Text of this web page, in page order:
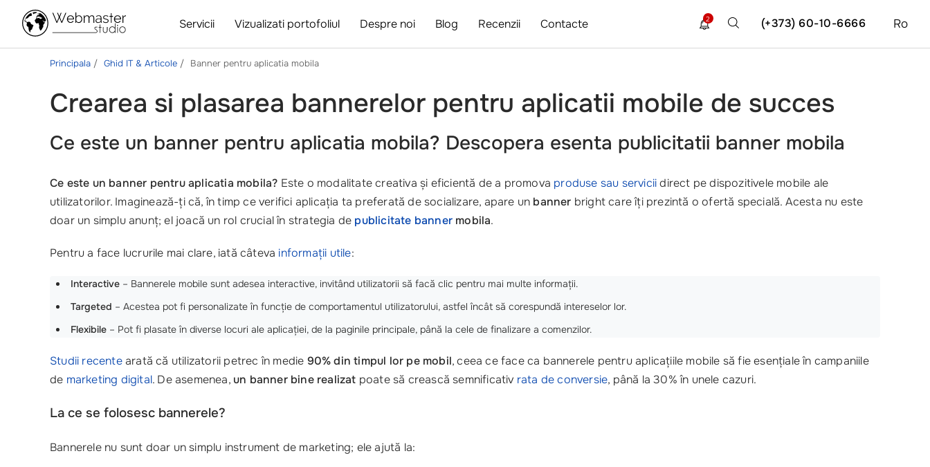
Servicii Vizualizati portofoliul Despre noi Blog Recenzii Contacte Ro
(+373) 60-10-6666
2
Principala Ghid IT & Articole Banner pentru aplicatia mobila
Crearea si plasarea bannerelor pentru aplicatii mobile de succes
Ce este un banner pentru aplicatia mobila? Descopera esenta publicitatii banner mobila
Ce este un banner pentru aplicatia mobila? Este o modalitate creativa și eficientă de a promova produse sau serviciidirect pe dispozitivele mobile ale
utilizatorilor. Imaginează-ți că, în timp ce verifici aplicația ta preferată de socializare, apare un banner bright care îți prezintă o ofertă specială. Acesta nu este
doar un simplu anunț; el joacă un rol crucial în strategia de publicitate banner mobila.
Pentru a face lucrurile mai clare, iată câteva informații utile:
Interactive – Bannerele mobile sunt adesea interactive, invitând utilizatorii să facă clic pentru mai multe informații.
Targeted – Acestea pot fi personalizate în funcție de comportamentul utilizatorului, astfel încât să corespundă intereselor lor.
Flexibile – Pot fi plasate în diverse locuri ale aplicației, de la paginile principale, până la cele de finalizare a comenzilor.
Studii recentearată că utilizatorii petrec în medie 90% din timpul lor pe mobil, ceea ce face ca bannerele pentru aplicațiile mobile să fie esențiale în campaniile
de marketing digital. De asemenea, un banner bine realizat poate să crească semnificativ rata de conversie, până la 30% în unele cazuri.
La ce se folosesc bannerele?
Bannerele nu sunt doar un simplu instrument de marketing; ele ajută la: